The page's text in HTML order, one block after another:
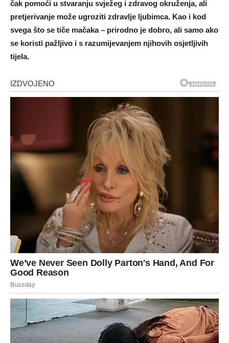
čak pomoći u stvaranju svježeg i zdravog okruženja, ali
pretjerivanje može ugroziti zdravlje ljubimca. Kao i kod
svega što se tiče mačaka – prirodno je dobro, ali samo ako
se koristi pažljivo i s razumijevanjem njihovih osjetljivih
tijela.